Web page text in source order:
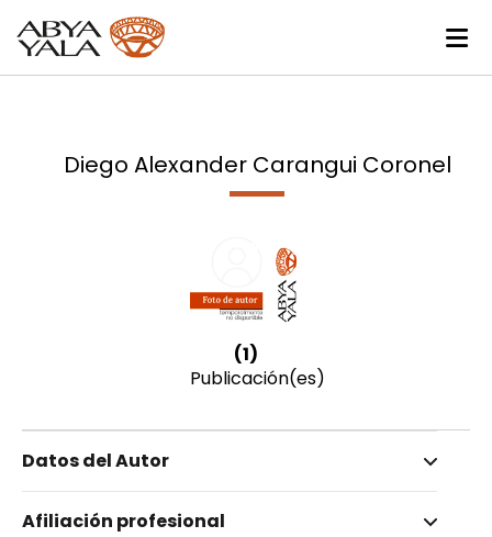
Diego Alexander Carangui Coronel
(1)
Publicación(es)
Datos del Autor
Carangui Coronel, Diego Alexander
Afiliación profesional